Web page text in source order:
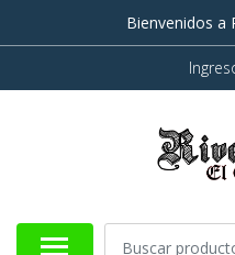
Bienvenidos a